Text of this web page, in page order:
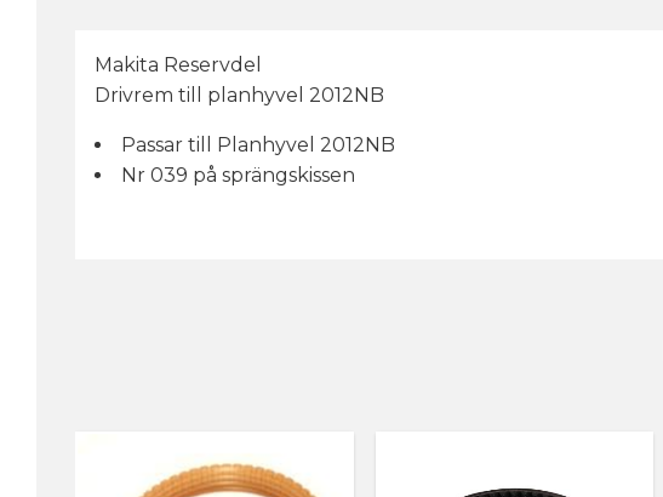
Makita Reservdel
Drivrem till planhyvel 2012NB
Passar till Planhyvel 2012NB
Nr 039 på sprängskissen